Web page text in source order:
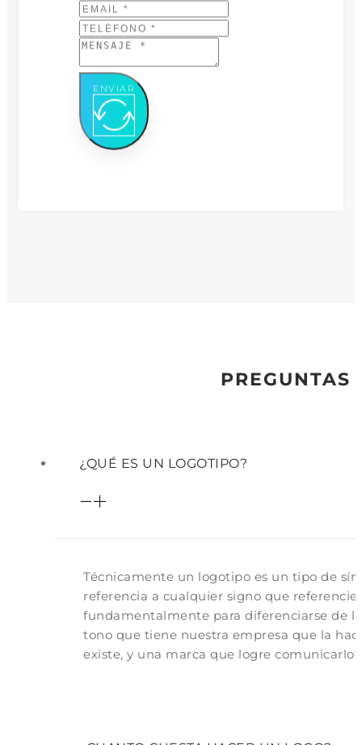
ENVIAR
PREGUNTAS
¿QUÉ ES UN LOGOTIPO?
Técnicamente un logotipo es un tipo de
referencia a cualquier signo que
fundamentalmente para diferenciarse de
tono que tiene nuestra empresa que la
existe, y una marca que logre comunicarlo